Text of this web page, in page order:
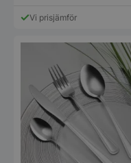
Vi prisjämför